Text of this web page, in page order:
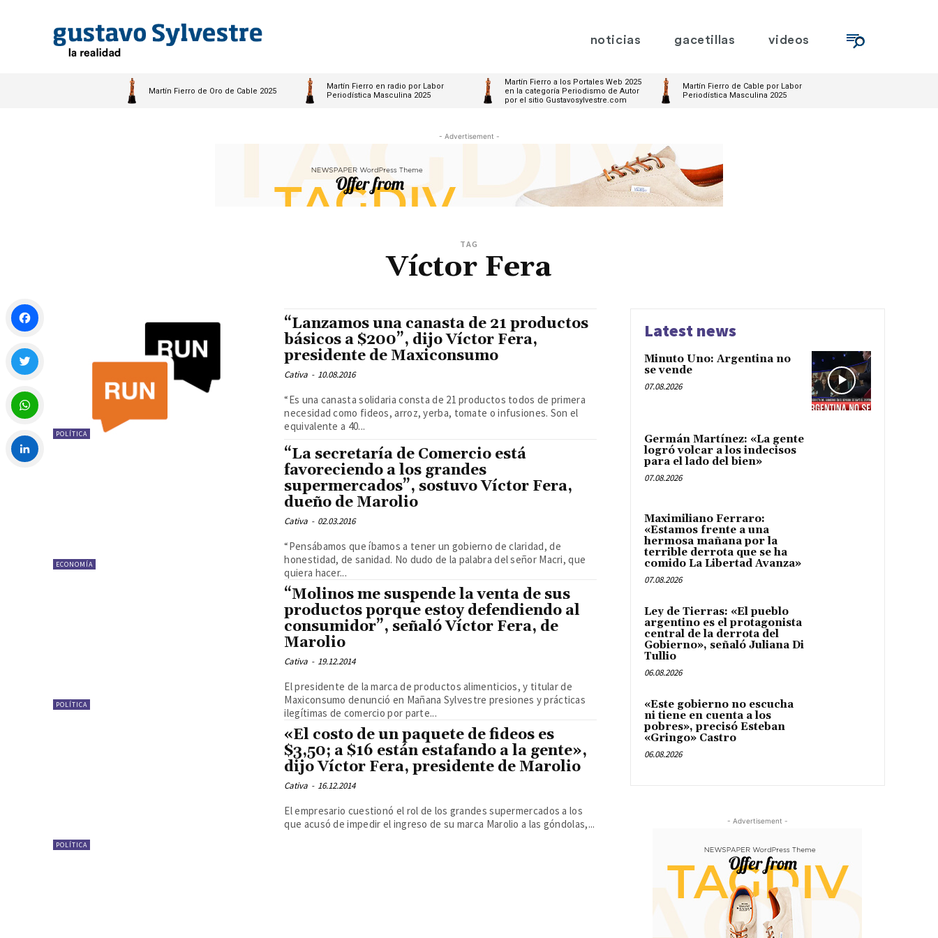
noticias gacetillas videos
Martín Fierro de Oro de Cable 2025
Martín Fierro en radio por Labor
Periodística Masculina 2025
Martín Fierro a los Portales Web 2025
en la categoría Periodismo de Autor
por el sitio Gustavosylvestre.com
Martín Fierro de Cable por Labor
Periodística Masculina 2025
- Advertisement -
TAG
Víctor Fera
POLÍTICA
“Lanzamos una canasta de 21 productos
básicos a $200”, dijo Víctor Fera,
presidente de Maxiconsumo
Cativa - 10.08.2016
“Es una canasta solidaria consta de 21 productos todos de primera
necesidad como fideos, arroz, yerba, tomate o infusiones. Son el
equivalente a 40...
ECONOMÍA
“La secretaría de Comercio está
favoreciendo a los grandes
supermercados”, sostuvo Víctor Fera,
dueño de Marolio
Cativa - 02.03.2016
“Pensábamos que íbamos a tener un gobierno de claridad, de
honestidad, de sanidad. No dudo de la palabra del señor Macri, que
quiera hacer...
POLÍTICA
“Molinos me suspende la venta de sus
productos porque estoy defendiendo al
consumidor”, señaló Víctor Fera, de
Marolio
Cativa - 19.12.2014
El presidente de la marca de productos alimenticios, y titular de
Maxiconsumo denunció en Mañana Sylvestre presiones y prácticas
ilegítimas de comercio por parte...
POLÍTICA
«El costo de un paquete de fideos es
$3,50; a $16 están estafando a la gente»,
dijo Víctor Fera, presidente de Marolio
Cativa - 16.12.2014
El empresario cuestionó el rol de los grandes supermercados a los
que acusó de impedir el ingreso de su marca Marolio a las góndolas,...
Latest news
Minuto Uno: Argentina no
se vende
07.08.2026
Germán Martínez: «La gente
logró volcar a los indecisos
para el lado del bien»
07.08.2026
Maximiliano Ferraro:
«Estamos frente a una
hermosa mañana por la
terrible derrota que se ha
comido La Libertad Avanza»
07.08.2026
Ley de Tierras: «El pueblo
argentino es el protagonista
central de la derrota del
Gobierno», señaló Juliana Di
Tullio
06.08.2026
«Este gobierno no escucha
ni tiene en cuenta a los
pobres», precisó Esteban
«Gringo» Castro
06.08.2026
- Advertisement -
Facebook
Twitter
WhatsApp